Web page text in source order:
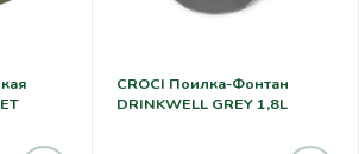
CROCI Поилка-Фонтан
DRINKWELL GREY 1,8L